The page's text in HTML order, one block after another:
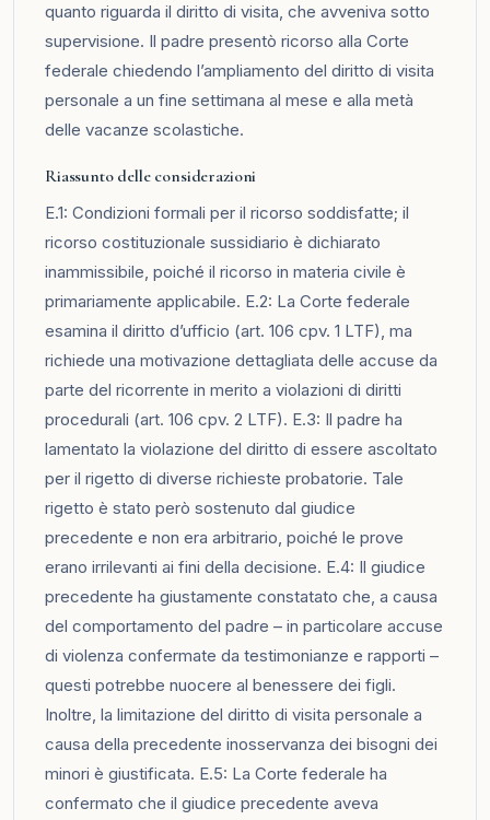
quanto riguarda il diritto di visita, che avveniva sotto
supervisione. Il padre presentò ricorso alla Corte
federale chiedendo l’ampliamento del diritto di visita
personale a un fine settimana al mese e alla metà
delle vacanze scolastiche.
Riassunto delle considerazioni
E.1: Condizioni formali per il ricorso soddisfatte; il
ricorso costituzionale sussidiario è dichiarato
inammissibile, poiché il ricorso in materia civile è
primariamente applicabile. E.2: La Corte federale
esamina il diritto d’ufficio (art. 106 cpv. 1 LTF), ma
richiede una motivazione dettagliata delle accuse da
parte del ricorrente in merito a violazioni di diritti
procedurali (art. 106 cpv. 2 LTF). E.3: Il padre ha
lamentato la violazione del diritto di essere ascoltato
per il rigetto di diverse richieste probatorie. Tale
rigetto è stato però sostenuto dal giudice
precedente e non era arbitrario, poiché le prove
erano irrilevanti ai fini della decisione. E.4: Il giudice
precedente ha giustamente constatato che, a causa
del comportamento del padre – in particolare accuse
di violenza confermate da testimonianze e rapporti –
questi potrebbe nuocere al benessere dei figli.
Inoltre, la limitazione del diritto di visita personale a
causa della precedente inosservanza dei bisogni dei
minori è giustificata. E.5: La Corte federale ha
confermato che il giudice precedente aveva